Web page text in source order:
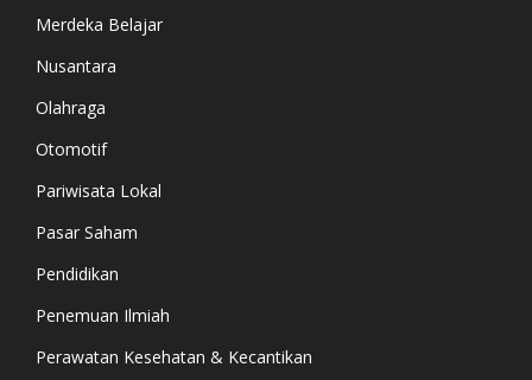
Merdeka Belajar
Nusantara
Olahraga
Otomotif
Pariwisata Lokal
Pasar Saham
Pendidikan
Penemuan Ilmiah
Perawatan Kesehatan & Kecantikan